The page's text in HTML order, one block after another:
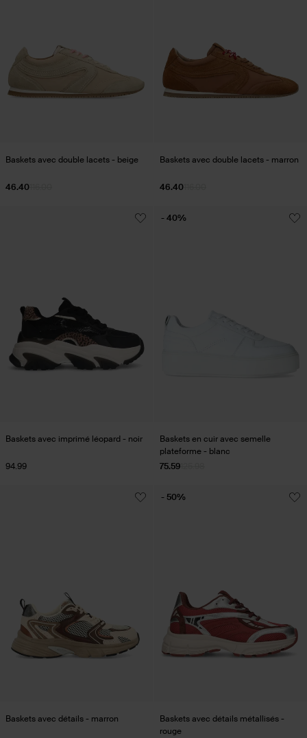
Baskets avec double lacets - beige
46.40
Baskets avec double lacets - marron
46.40
Baskets avec imprimé léopard - noir
94.99
Baskets en cuir avec semelle
plateforme - blanc
75.59
- 40%
Baskets avec détails - marron
Baskets avec détails métallisés -
rouge
- 50%